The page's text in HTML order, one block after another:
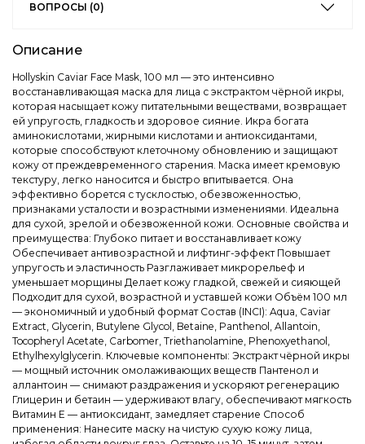
ВОПРОСЫ (0)
Описание
Hollyskin Caviar Face Mask, 100 мл — это интенсивно
восстанавливающая маска для лица с экстрактом чёрной икры,
которая насыщает кожу питательными веществами, возвращает
ей упругость, гладкость и здоровое сияние. Икра богата
аминокислотами, жирными кислотами и антиоксидантами,
которые способствуют клеточному обновлению и защищают
кожу от преждевременного старения. Маска имеет кремовую
текстуру, легко наносится и быстро впитывается. Она
эффективно борется с тусклостью, обезвоженностью,
признаками усталости и возрастными изменениями. Идеальна
для сухой, зрелой и обезвоженной кожи. Основные свойства и
преимущества: Глубоко питает и восстанавливает кожу
Обеспечивает антивозрастной и лифтинг-эффект Повышает
упругость и эластичность Разглаживает микрорельеф и
уменьшает морщины Делает кожу гладкой, свежей и сияющей
Подходит для сухой, возрастной и уставшей кожи Объём 100 мл
— экономичный и удобный формат Состав (INCI): Aqua, Caviar
Extract, Glycerin, Butylene Glycol, Betaine, Panthenol, Allantoin,
Tocopheryl Acetate, Carbomer, Triethanolamine, Phenoxyethanol,
Ethylhexylglycerin. Ключевые компоненты: Экстракт чёрной икры
— мощный источник омолаживающих веществ Пантенол и
аллантоин — снимают раздражения и ускоряют регенерацию
Глицерин и бетаин — удерживают влагу, обеспечивают мягкость
Витамин Е — антиоксидант, замедляет старение Способ
применения: Нанесите маску на чистую сухую кожу лица,